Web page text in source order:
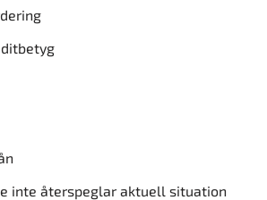
inte återspeglar aktuell situation